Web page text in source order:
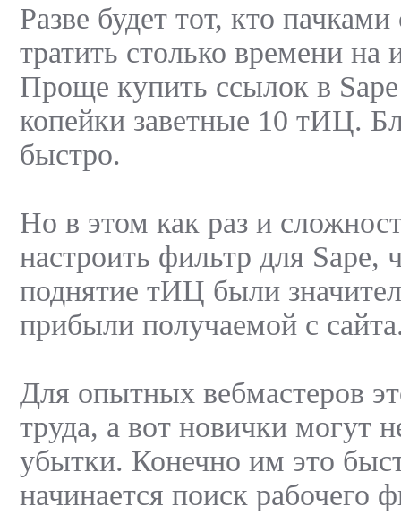
Разве будет тот, кто пачками
тратить столько времени на
Проще купить ссылок в
копейки заветные 10 тИЦ.
быстро.
Но в этом как раз и
настроить фильтр для Sape,
поднятие тИЦ были
прибыли получаемой с
Для опытных вебмастеров
труда, а вот новички могут
убытки. Конечно им это
начинается поиск рабочего